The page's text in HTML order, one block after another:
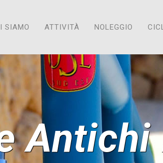
SIAMO ATTIVITÀ NOLEGGIO
Antichi